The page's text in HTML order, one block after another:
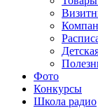
Фото
Конкурсы
Школа радио